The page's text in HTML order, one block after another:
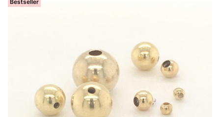
Bestseller